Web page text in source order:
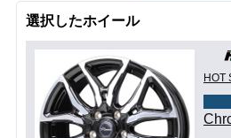
選択したホイール
HOT